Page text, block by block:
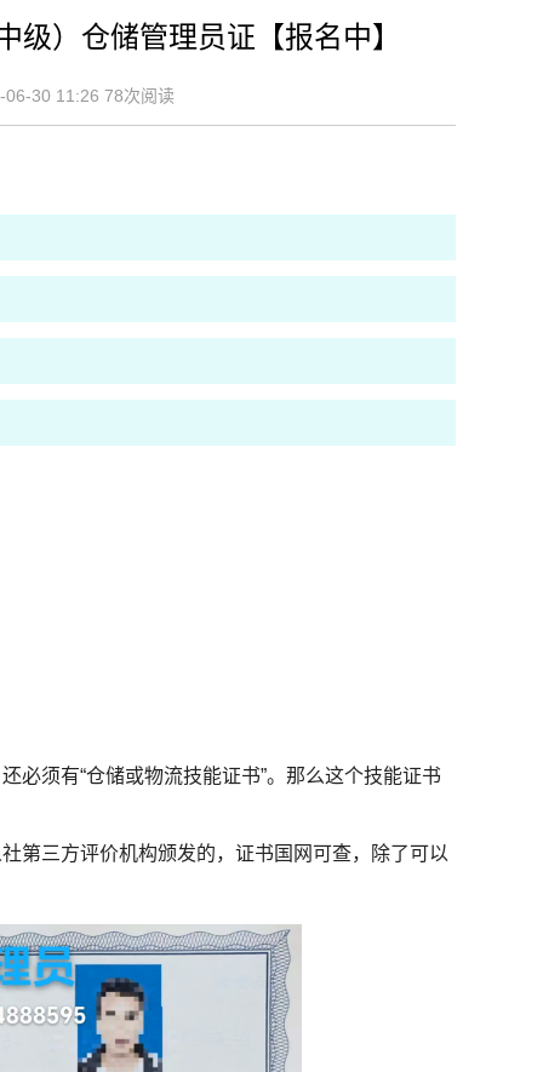
）仓储管理员证【报名中】
06-30 11:26 78次阅读
必须有“仓储或物流技能证书”。那么这个技能证书
第三方评价机构颁发的，证书国网可查，除了可以